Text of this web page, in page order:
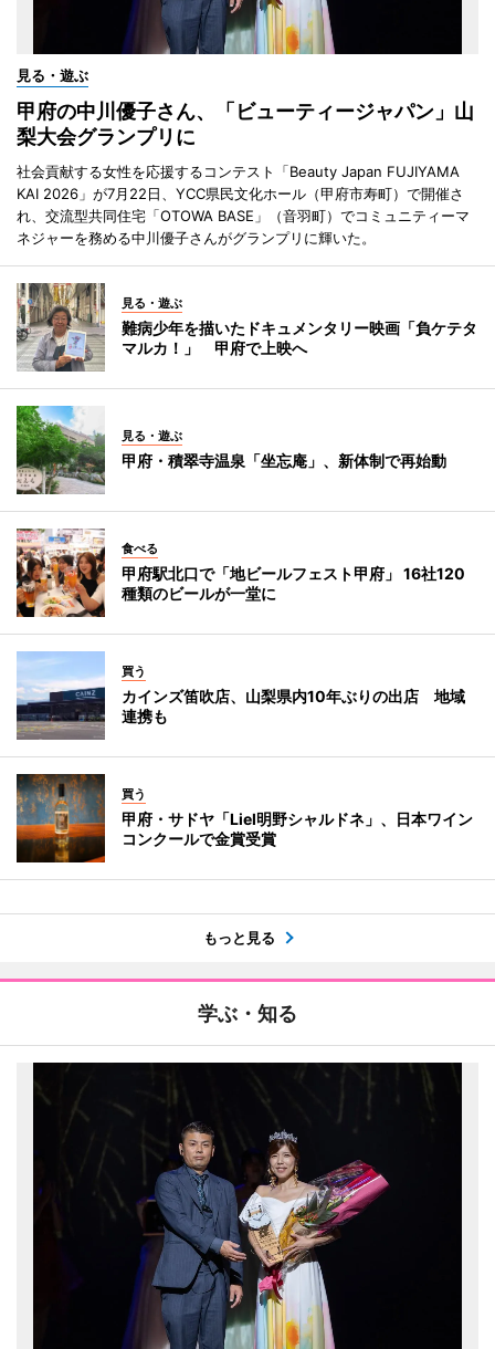
見る・遊ぶ
甲府の中川優子さん、「ビューティージャパン」山
梨大会グランプリに
社会貢献する女性を応援するコンテスト「Beauty Japan FUJIYAMA
KAI 2026」が7月22日、YCC県民文化ホール（甲府市寿町）で開催さ
れ、交流型共同住宅「OTOWA BASE」（音羽町）でコミュニティーマ
ネジャーを務める中川優子さんがグランプリに輝いた。
見る・遊ぶ
難病少年を描いたドキュメンタリー映画「負ケテタ
マルカ！」 甲府で上映へ
見る・遊ぶ
甲府・積翠寺温泉「坐忘庵」、新体制で再始動
食べる
甲府駅北口で「地ビールフェスト甲府」 16社120
種類のビールが一堂に
買う
カインズ笛吹店、山梨県内10年ぶりの出店 地域
連携も
買う
甲府・サドヤ「Liel明野シャルドネ」、日本ワイン
コンクールで金賞受賞
もっと見る
学ぶ・知る